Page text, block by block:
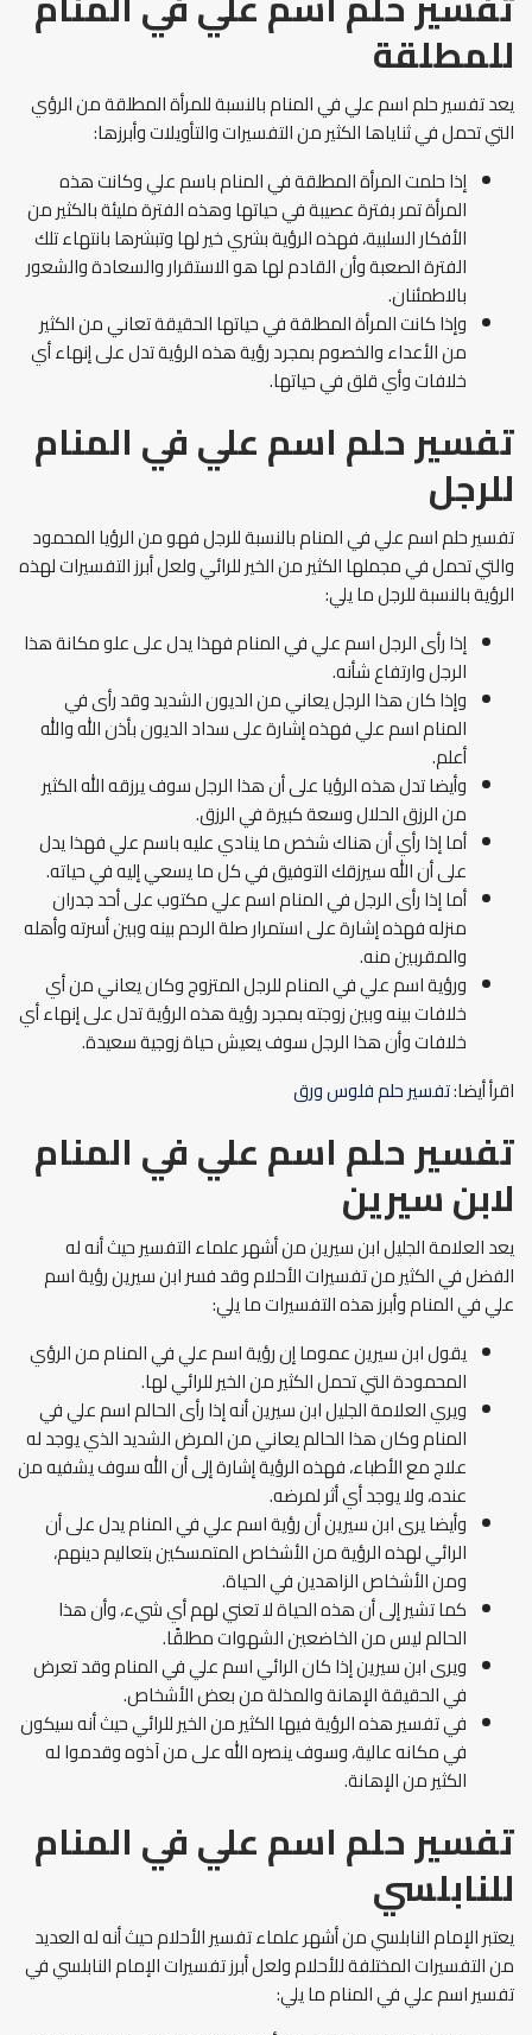
للمطلقة
يعد تفسير حلم اسم علي في المنام بالنسبة للمرأة المطلقة من الرؤي
التي تحمل في ثناياها الكثير من التفسيرات والتأويلات وأبرزها:
إذا حلمت المرأة المطلقة في المنام باسم علي وكانت هذه
المرأة تمر بفترة عصيبة في حياتها وهذه الفترة مليئة بالكثير من
الأفكار السلبية، فهذه الرؤية بشري خير لها وتبشرها بانتهاء تلك
الفترة الصعبة وأن القادم لها هو الاستقرار والسعادة والشعور
بالاطمئنان.
وإذا كانت المرأة المطلقة في حياتها الحقيقة تعاني من الكثير
من الأعداء والخصوم بمجرد رؤية هذه الرؤية تدل على إنهاء أي
خلافات وأي قلق في حياتها.
تفسير حلم اسم علي في المنام
للرجل
تفسير حلم اسم علي في المنام بالنسبة للرجل فهو من الرؤيا المحمود
والتي تحمل في مجملها الكثير من الخير للرائي ولعل أبرز التفسيرات لهذه
الرؤية بالنسبة للرجل ما يلي:
إذا رأى الرجل اسم علي في المنام فهذا يدل على علو مكانة هذا
الرجل وارتفاع شأنه.
وإذا كان هذا الرجل يعاني من الديون الشديد وقد رأى في
المنام اسم علي فهذه إشارة على سداد الديون بأذن الله والله
أعلم.
وأيضا تدل هذه الرؤيا على أن هذا الرجل سوف يرزقه الله الكثير
من الرزق الحلال وسعة كبيرة في الرزق.
أما إذا رأي أن هناك شخص ما ينادي عليه باسم علي فهذا يدل
على أن الله سيرزقك التوفيق في كل ما يسعي إليه في حياته.
أما إذا رأى الرجل في المنام اسم علي مكتوب على أحد جدران
منزله فهذه إشارة على استمرار صلة الرحم بينه وبين أسرته وأهله
والمقربين منه.
ورؤية اسم علي في المنام للرجل المتزوج وكان يعاني من أي
خلافات بينه وبين زوجته بمجرد رؤية هذه الرؤية تدل على إنهاء أي
خلافات وأن هذا الرجل سوف يعيش حياة زوجية سعيدة.
اقرأ أيضا:تفسير حلم فلوس ورق
تفسير حلم اسم علي في المنام
لابن سيرين
يعد العلامة الجليل ابن سيرين من أشهر علماء التفسير حيث أنه له
الفضل في الكثير من تفسيرات الأحلام وقد فسر ابن سيرين رؤية اسم
علي في المنام وأبرز هذه التفسيرات ما يلي:
يقول ابن سيرين عموما إن رؤية اسم علي في المنام من الرؤي
المحمودة التي تحمل الكثير من الخير للرائي لها.
ويري العلامة الجليل ابن سيرين أنه إذا رأى الحالم اسم علي في
المنام وكان هذا الحالم يعاني من المرض الشديد الذي يوجد له
علاج مع الأطباء، فهذه الرؤية إشارة إلى أن الله سوف يشفيه من
عنده، ولا يوجد أي أثر لمرضه.
وأيضا يرى ابن سيرين أن رؤية اسم علي في المنام يدل على أن
الرائي لهذه الرؤية من الأشخاص المتمسكين بتعاليم دينهم،
ومن الأشخاص الزاهدين في الحياة.
كما تشير إلى أن هذه الحياة لا تعني لهم أي شيء، وأن هذا
الحالم ليس من الخاضعين الشهوات مطلقًا.
ويرى ابن سيرين إذا كان الرائي اسم علي في المنام وقد تعرض
في الحقيقة الإهانة والمذلة من بعض الأشخاص.
في تفسير هذه الرؤية فيها الكثير من الخير للرائي حيث أنه سيكون
في مكانه عالية، وسوف ينصره الله على من آذوه وقدموا له
الكثير من الإهانة.
تفسير حلم اسم علي في المنام
للنابلسي
يعتبر الإمام النابلسي من أشهر علماء تفسير الأحلام حيث أنه له العديد
من التفسيرات المختلفة للأحلام ولعل أبرز تفسيرات الإمام النابلسي في
تفسير اسم علي في المنام ما يلي: